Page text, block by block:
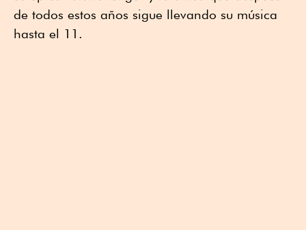
de todos estos años sigue llevando su música
hasta el 11.